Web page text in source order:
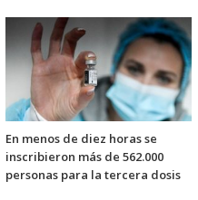
En menos de diez horas se
inscribieron más de 562.000
personas para la tercera dosis